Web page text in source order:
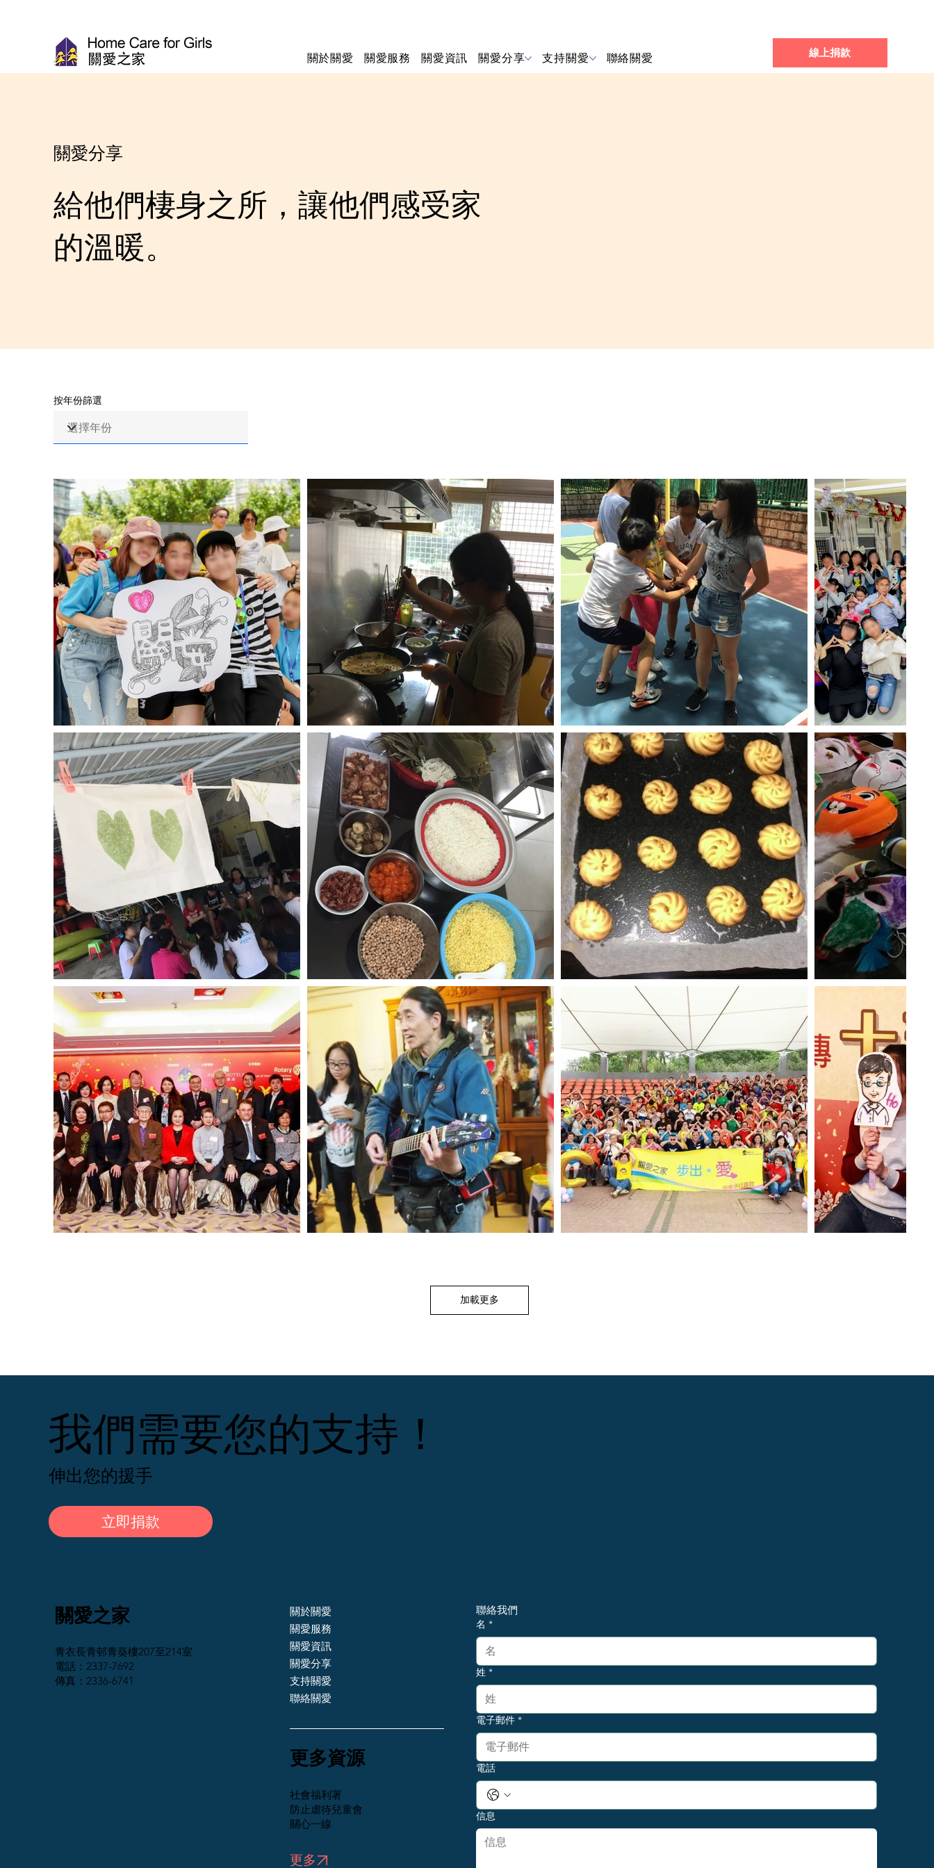
線上捐款
關於關愛 關愛服務 關愛資訊 關愛分享 支持關愛 聯絡關愛
關愛分享
給他們棲身之所，讓他們感受家
的溫暖。
加載更多
按年份篩選
聯絡我們
名 *
姓 *
電子郵件 *
電話
信息
關愛之家
青衣長青邨青葵樓207至214室
電話：2337-7692
傳真：2336-6741
關於關愛
關愛服務
關愛資訊
關愛分享
支持關愛
聯絡關愛
​更多資源
社會福利署
防止虐待兒童會
關心一線
更多
我們需要您的支持！
伸出您的援手
立即捐款